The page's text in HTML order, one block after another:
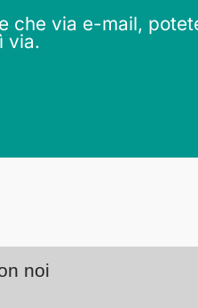
che via e-mail,
via.
noi